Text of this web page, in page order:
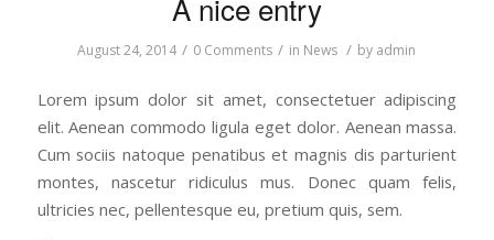
August 24, 2014 / 0 Comments / in News / by admin
Lorem ipsum dolor sit amet, consectetuer adipiscing
elit. Aenean commodo ligula eget dolor. Aenean massa.
Cum sociis natoque penatibus et magnis dis parturient
montes, nascetur ridiculus mus. Donec quam felis,
ultricies nec, pellentesque eu, pretium quis, sem.